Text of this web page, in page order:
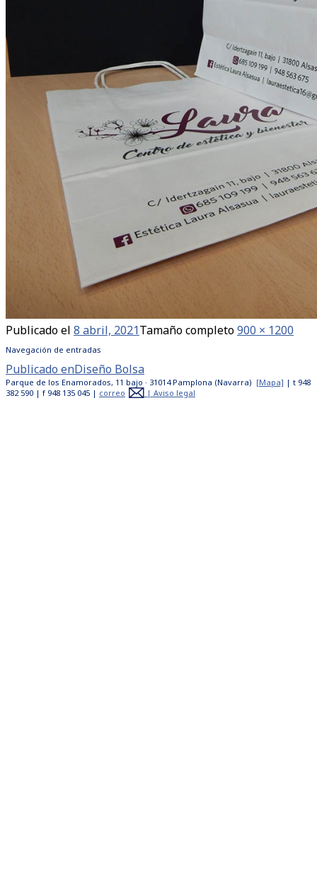
Publicado el 8 abril, 2021Tamaño completo900 × 1200
Navegación de entradas
Publicado enDiseño Bolsa
Parque de los Enamorados, 11 bajo · 31014 Pamplona (Navarra) [Mapa] | t 948
382 590 | f 948 135 045 | correo | Aviso legal